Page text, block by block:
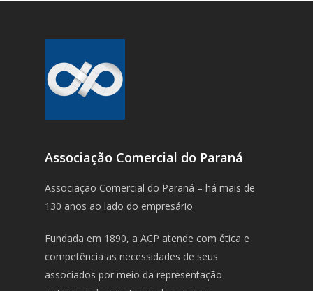
Associação Comercial do Paraná
Associação Comercial do Paraná – há mais de
130 anos ao lado do empresário
Fundada em 1890, a ACP atende com ética e
competência as necessidades de seus
associados por meio da representação